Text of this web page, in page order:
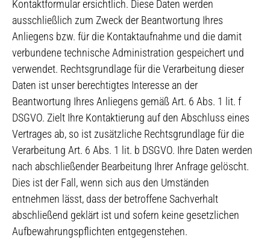
Kontaktformular ersichtlich. Diese Daten werden
ausschließlich zum Zweck der Beantwortung Ihres
Anliegens bzw. für die Kontaktaufnahme und die damit
verbundene technische Administration gespeichert und
verwendet. Rechtsgrundlage für die Verarbeitung dieser
Daten ist unser berechtigtes Interesse an der
Beantwortung Ihres Anliegens gemäß Art. 6 Abs. 1 lit. f
DSGVO. Zielt Ihre Kontaktierung auf den Abschluss eines
Vertrages ab, so ist zusätzliche Rechtsgrundlage für die
Verarbeitung Art. 6 Abs. 1 lit. b DSGVO. Ihre Daten werden
nach abschließender Bearbeitung Ihrer Anfrage gelöscht.
Dies ist der Fall, wenn sich aus den Umständen
entnehmen lässt, dass der betroffene Sachverhalt
abschließend geklärt ist und sofern keine gesetzlichen
Aufbewahrungspflichten entgegenstehen.